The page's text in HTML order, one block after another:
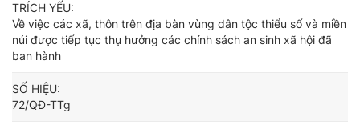
TRÍCH YẾU:
Về việc các xã, thôn trên địa bàn vùng dân tộc thiểu số và miền
núi được tiếp tục thụ hưởng các chính sách an sinh xã hội đã
ban hành
SỐ HIỆU:
72/QĐ-TTg